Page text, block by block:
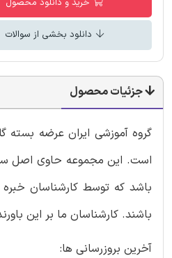
دانلود بخشی از سوالات
جزئیات محصول
گروه آموزشی ایران عرضه بسته‌
باشد که توسط کارشناسان
باشند. کارشناسان ما بر این
آخرین بروزرسانی ها: